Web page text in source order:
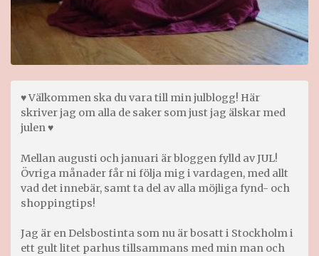
♥ Välkommen ska du vara till min julblogg! Här
skriver jag om alla de saker som just jag älskar med
julen ♥
Mellan augusti och januari är bloggen fylld av JUL!
Övriga månader får ni följa mig i vardagen, med allt
vad det innebär, samt ta del av alla möjliga fynd- och
shoppingtips!
Jag är en Delsbostinta som nu är bosatt i Stockholm i
ett gult litet parhus tillsammans med min man och